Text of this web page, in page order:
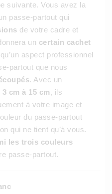
suivante. Vous avez la
passe-partout qui
de votre cadre et
un certain cachet
aspect professionnel
partout que nous
. Avec un
3 cm à 15 cm, ils
à votre image et
du passe-partout
qui ne tient qu’à vous.
les trois couleurs
passe-partout.